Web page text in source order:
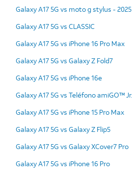
Galaxy A17 5G vs moto g stylus - 2025
Galaxy A17 5G vs CLASSIC
Galaxy A17 5G vs iPhone 16 Pro Max
Galaxy A17 5G vs Galaxy Z Fold7
Galaxy A17 5G vs iPhone 16e
Galaxy A17 5G vs Teléfono amiGO™ Jr.
Galaxy A17 5G vs iPhone 15 Pro Max
Galaxy A17 5G vs Galaxy Z Flip5
Galaxy A17 5G vs Galaxy XCover7 Pro
Galaxy A17 5G vs iPhone 16 Pro